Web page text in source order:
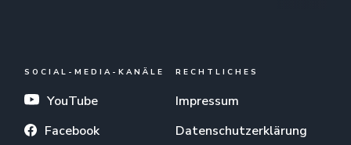
SOCIAL-MEDIA-KANÄLE
YouTube
Facebook
RECHTLICHES
Impressum
Datenschutzerklärung